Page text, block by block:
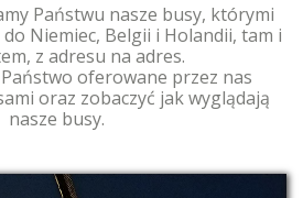
Państwu nasze busy, którymi
Niemiec, Belgii i Holandii, tam i
z adresu na adres.
oferowane przez nas
oraz zobaczyć jak wyglądają
nasze busy.